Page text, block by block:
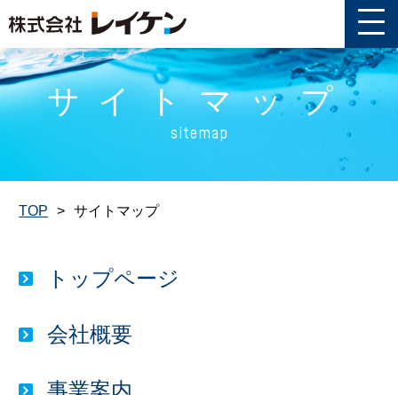
サイトマップ
sitemap
TOP サイトマップ
トップページ
会社概要
事業案内